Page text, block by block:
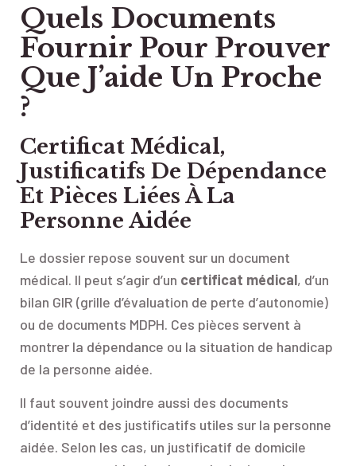
Quels Documents
Fournir Pour Prouver
Que J’aide Un Proche
?
Certificat Médical,
Justificatifs De Dépendance
Et Pièces Liées À La
Personne Aidée
Le dossier repose souvent sur un document
médical. Il peut s’agir d’un certificat médical, d’un
bilan GIR (grille d’évaluation de perte d’autonomie)
ou de documents MDPH. Ces pièces servent à
montrer la dépendance ou la situation de handicap
de la personne aidée.
Il faut souvent joindre aussi des documents
d’identité et des justificatifs utiles sur la personne
aidée. Selon les cas, un justificatif de domicile